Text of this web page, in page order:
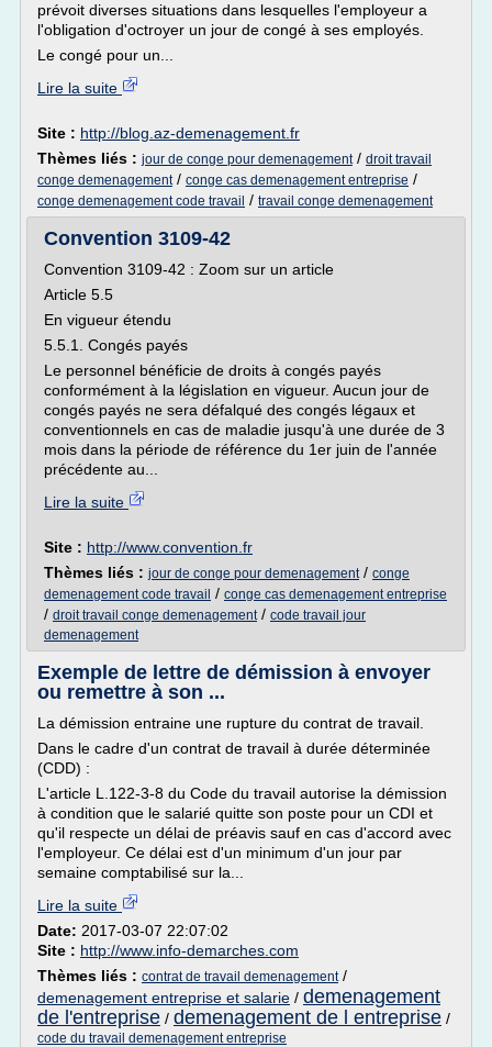
prévoit diverses situations dans lesquelles l'employeur a
l'obligation d'octroyer un jour de congé à ses employés.
Le congé pour un...
Lire la suite
Site : http://blog.az-demenagement.fr
Thèmes liés : jour de conge pour demenagement/ droit travail
conge demenagement/ conge cas demenagement entreprise /
conge demenagement code travail / travail conge demenagement
Convention 3109-42
Convention 3109-42 : Zoom sur un article
Article 5.5
En vigueur étendu
5.5.1. Congés payés
Le personnel bénéficie de droits à congés payés
conformément à la législation en vigueur. Aucun jour de
congés payés ne sera défalqué des congés légaux et
conventionnels en cas de maladie jusqu'à une durée de 3
mois dans la période de référence du 1er juin de l'année
précédente au...
Lire la suite
Site : http://www.convention.fr
Thèmes liés : jour de conge pour demenagement/ conge
demenagement code travail / conge cas demenagement entreprise
/ droit travail conge demenagement/ code travail jour
demenagement
Exemple de lettre de démission à envoyer
ou remettre à son ...
La démission entraine une rupture du contrat de travail.
Dans le cadre d'un contrat de travail à durée déterminée
(CDD) :
L'article L.122-3-8 du Code du travail autorise la démission
à condition que le salarié quitte son poste pour un CDI et
qu'il respecte un délai de préavis sauf en cas d'accord avec
l'employeur. Ce délai est d'un minimum d'un jour par
semaine comptabilisé sur la...
Lire la suite
Date: 2017-03-07 22:07:02
Site : http://www.info-demarches.com
Thèmes liés : contrat de travail demenagement/
demenagement entreprise et salarie / demenagement
de l'entreprise / demenagement de l entreprise /
code du travail demenagement entreprise